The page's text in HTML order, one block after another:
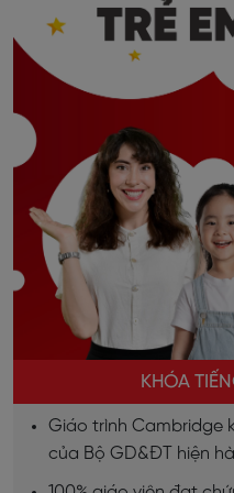
KHÓA
Giáo trình Cambridge
của Bộ GD&ĐT hiện